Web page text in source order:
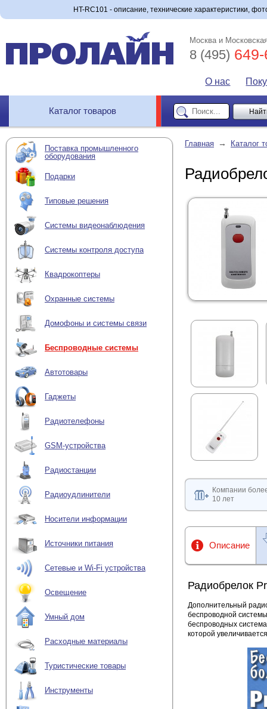
HT-RC101 - описание, технические характеристики,
Москва и
8 (495)
О нас
Каталог товаров
Поставка промышленного
оборудования
Подарки
Типовые решения
Системы видеонаблюдения
Системы контроля доступа
Квадрокоптеры
Охранные системы
Домофоны и системы связи
Беспроводные системы
Автотовары
Гаджеты
Радиотелефоны
GSM-устройства
Радиостанции
Радиоудлинители
Носители информации
Источники питания
Сетевые и Wi-Fi устройства
Освещение
Умный дом
Расходные материалы
Туристические товары
Инструменты
Главная → Каталог
Компании
10 лет
Описание
Радиобрелок
Дополнительный
беспроводной
беспроводных
которой